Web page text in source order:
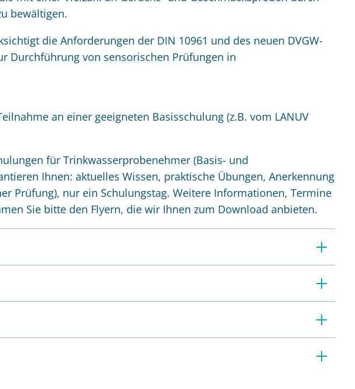
bewältigen.
die Anforderungen der DIN 10961 und des neuen DVGW-
Durchführung von sensorischen Prüfungen in
an einer geeigneten Basisschulung (z.B. vom LANUV
für Trinkwasserprobenehmer (Basis- und
Ihnen: aktuelles Wissen, praktische Übungen, Anerkennung
Prüfung), nur ein Schulungstag. Weitere Informationen, Termine
Sie bitte den Flyern, die wir Ihnen zum Download anbieten.